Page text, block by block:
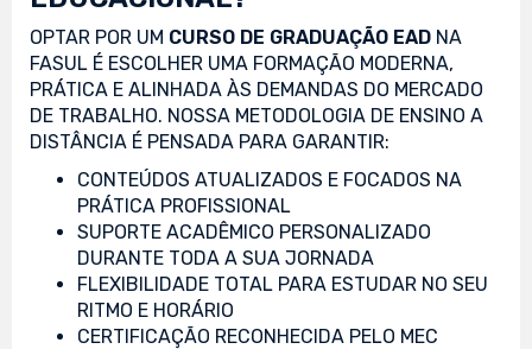
OPTAR POR UM CURSO DE GRADUAÇÃO EAD NA
FASUL É ESCOLHER UMA FORMAÇÃO MODERNA,
PRÁTICA E ALINHADA ÀS DEMANDAS DO MERCADO
DE TRABALHO. NOSSA METODOLOGIA DE ENSINO A
DISTÂNCIA É PENSADA PARA GARANTIR:
CONTEÚDOS ATUALIZADOS E FOCADOS NA
PRÁTICA PROFISSIONAL
SUPORTE ACADÊMICO PERSONALIZADO
DURANTE TODA A SUA JORNADA
FLEXIBILIDADE TOTAL PARA ESTUDAR NO SEU
RITMO E HORÁRIO
CERTIFICAÇÃO RECONHECIDA PELO MEC